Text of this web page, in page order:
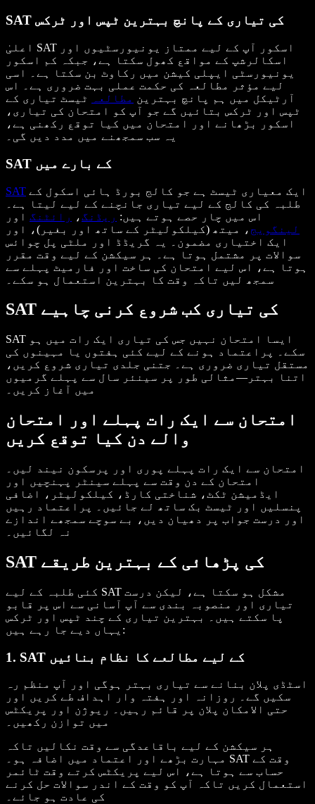
SAT کی تیاری کے پانچ بہترین ٹپس اور ٹرکس
اعلیٰ SAT اسکور آپ کے لیے ممتاز یونیورسٹیوں اور
اسکالرشپ کے مواقع کھول سکتا ہے، جبکہ کم اسکور
یونیورسٹی ایپلی کیشن میں رکاوٹ بن سکتا ہے۔ اسی
لیے مؤثر مطالعہ کی حکمت عملی بہت ضروری ہے۔ اس
آرٹیکل میں ہم پانچ بہترین مطالعہ
ٹیسٹ تیاری کے
ٹپس اور ٹرکس بتائیں گے جو آپ کو امتحان کی تیاری،
اسکور بڑھانے اور امتحان میں کیا توقع رکھنی ہے،
یہ سب سمجھنے میں مدد دیں گی۔
SAT کے بارے میں
SAT
طلبہ کی کالج کے لیے تیاری جانچنے کے لیے لیتا ہے۔
اس میں چار حصے ہوتے ہیں: ریڈنگ، رائٹنگ اور
لینگویج ، میتھ (کیلکولیٹر کے ساتھ اور بغیر)، اور
ایک اختیاری مضمون۔ یہ گریڈڈ اور ملٹی پل چوائس
سوالات پر مشتمل ہوتا ہے۔ ہر سیکشن کے لیے وقت مقرر
ہوتا ہے، اس لیے امتحان کی ساخت اور فارمیٹ پہلے سے
سمجھ لیں تاکہ وقت کا بہترین استعمال ہو سکے۔
SAT کی تیاری کب شروع کرنی چاہیے
SAT ایسا امتحان نہیں جس کی تیاری ایک رات میں ہو
سکے۔ پراعتماد ہونے کے لیے کئی ہفتوں یا مہینوں کی
مستقل تیاری ضروری ہے۔ جتنی جلدی تیاری شروع کریں،
اتنا بہتر—مثالی طور پر سینئر سال سے پہلے گرمیوں
میں آغاز کریں۔
امتحان سے ایک رات پہلے اور امتحان
والے دن کیا توقع کریں
امتحان سے ایک رات پہلے پوری اور پرسکون نیند لیں۔
امتحان کے دن وقت سے پہلے سینٹر پہنچیں اور
ایڈمیشن ٹکٹ، شناختی کارڈ، کیلکولیٹر، اضافی
پنسلیں اور ٹیسٹ بک ساتھ لے جائیں۔ پراعتماد رہیں
اور درست جواب پر دھیان دیں، بے سوچے سمجھے اندازے
نہ لگائیں۔
SAT کی پڑھائی کے بہترین طریقے
کئی طلبہ کے لیے SAT مشکل ہو سکتا ہے، لیکن درست
تیاری اور منصوبہ بندی سے آپ آسانی سے اس پر قابو
پا سکتے ہیں۔ بہترین تیاری کے چند ٹپس اور ٹرکس
یہاں دیے جا رہے ہیں:
1. SAT کے لیے مطالعے کا نظام بنائیں
اسٹڈی پلان بنانے سے تیاری بہتر ہوگی اور آپ منظم رہ
سکیں گے۔ روزانہ اور ہفتہ وار اہداف طے کریں اور
حتی الامکان پلان پر قائم رہیں۔ ریوژن اور پریکٹس
میں توازن رکھیں۔
ہر سیکشن کے لیے باقاعدگی سے وقت نکالیں تاکہ
مہارت بڑھے اور اعتماد میں اضافہ ہو۔ SAT وقت کے
حساب سے ہوتا ہے، اس لیے پریکٹس کرتے وقت ٹائمر
استعمال کریں تاکہ آپ کو وقت کے اندر سوالات حل کرنے
کی عادت ہو جائے۔